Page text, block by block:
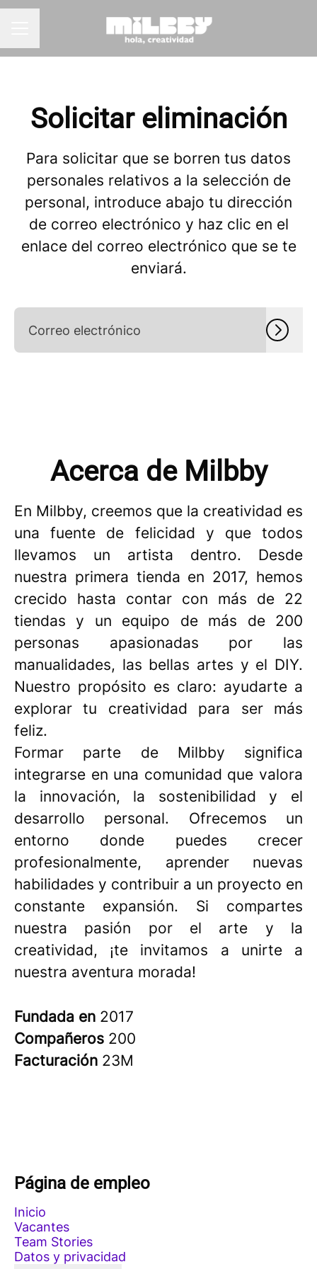
Solicitar eliminación
Para solicitar que se borren tus datos
personales relativos a la selección de
personal, introduce abajo tu dirección
de correo electrónico y haz clic en el
enlace del correo electrónico que se te
enviará.
Acerca de Milbby
En Milbby, creemos que la creatividad es
una fuente de felicidad y que todos
llevamos un artista dentro. Desde
nuestra primera tienda en 2017, hemos
crecido hasta contar con más de 22
tiendas y un equipo de más de 200
personas apasionadas por las
manualidades, las bellas artes y el DIY.
Nuestro propósito es claro: ayudarte a
explorar tu creatividad para ser más
feliz. ​
Formar parte de Milbby significa
integrarse en una comunidad que valora
la innovación, la sostenibilidad y el
desarrollo personal. Ofrecemos un
entorno donde puedes crecer
profesionalmente, aprender nuevas
habilidades y contribuir a un proyecto en
constante expansión. Si compartes
nuestra pasión por el arte y la
creatividad, ¡te invitamos a unirte a
nuestra aventura morada!
Fundada en 2017
Compañeros 200
Facturación 23M
Página de empleo
Inicio
Vacantes
Team Stories
Datos y privacidad